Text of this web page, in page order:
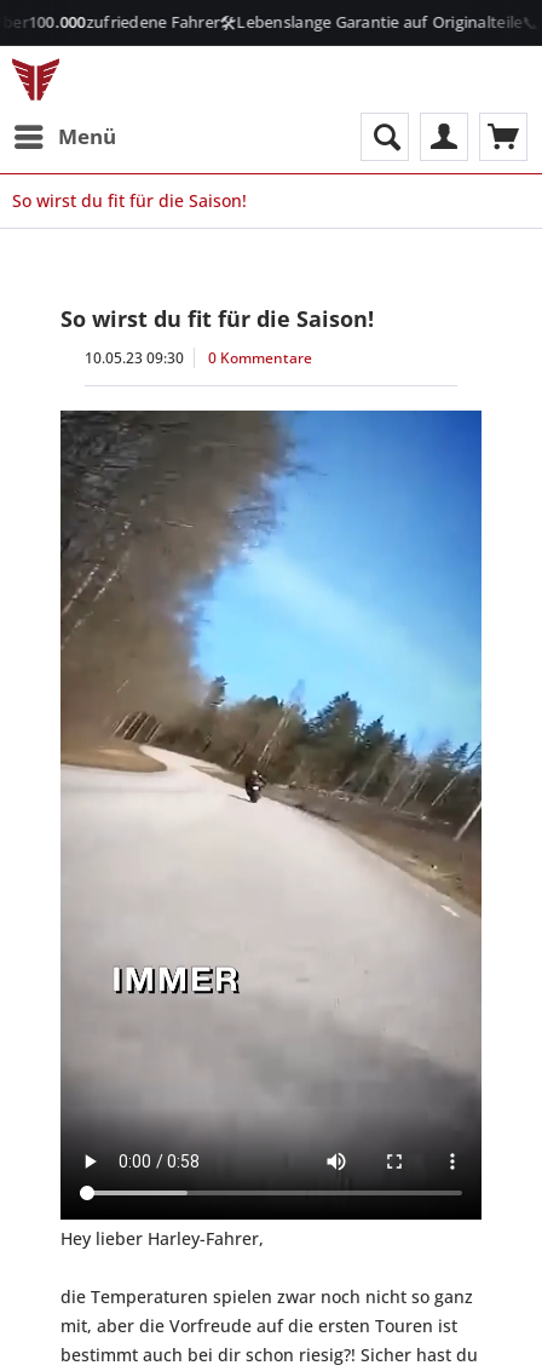
100.000zufriedene Fahrer🛠️Lebenslange Garantie auf Originalteile📞
Menü
So wirst du fit für die Saison!
So wirst du fit für die Saison!
10.05.23 09:30 0 Kommentare
Hey lieber Harley-Fahrer,
die Temperaturen spielen zwar noch nicht so ganz
mit, aber die Vorfreude auf die ersten Touren ist
bestimmt auch bei dir schon riesig?! Sicher hast du